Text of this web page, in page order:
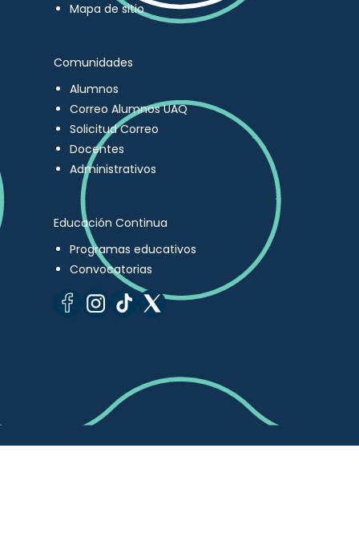
Mapa de sitio
Comunidades
Alumnos
Correo Alumnos UAQ
Solicitud Correo
Docentes
Administrativos
Educación Continua
Programas educativos
Convocatorias